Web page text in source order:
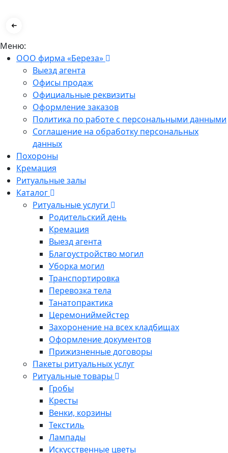
Меню:
ООО фирма «Береза»
Выезд агента
Офисы продаж
Официальные реквизиты
Оформление заказов
Политика по работе с персональными данными
Соглашение на обработку персональных
данных
Похороны
Кремация
Ритуальные залы
Каталог
Ритуальные услуги
Родительский день
Кремация
Выезд агента
Благоустройство могил
Уборка могил
Транспортировка
Перевозка тела
Танатопрактика
Церемониймейстер
Захоронение на всех кладбищах
Оформление документов
Прижизненные договоры
Пакеты ритуальных услуг
Ритуальные товары
Гробы
Кресты
Венки, корзины
Текстиль
Лампады
Искусственные цветы